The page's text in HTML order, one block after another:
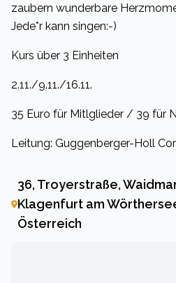
zaubern wunderbare
Jede*r kann singen:-)
Kurs über 3 Einheiten
2.11./9.11./16.11.
35 Euro für Mitlglieder / 39 für
Leitung: Guggenberger-Holl
36, Troyerstraße,
Klagenfurt am
Österreich